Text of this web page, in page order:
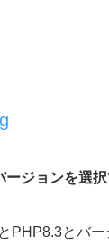
ジョンを選択
PHP8.3とバ